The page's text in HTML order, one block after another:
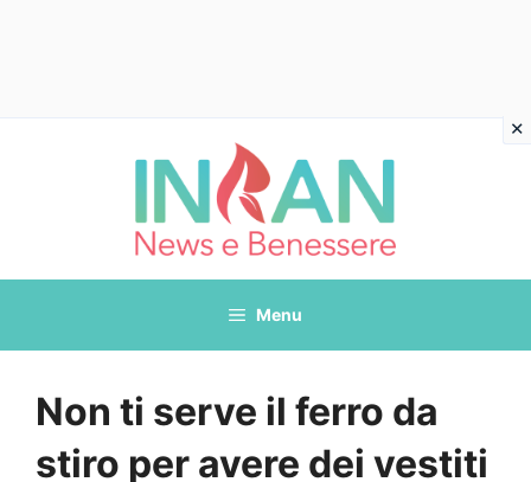
Menu
Non ti serve il ferro da
stiro per avere dei vestiti